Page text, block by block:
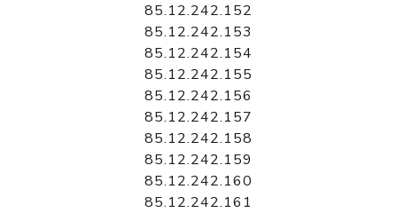
85.12.242.152
85.12.242.153
85.12.242.154
85.12.242.155
85.12.242.156
85.12.242.157
85.12.242.158
85.12.242.159
85.12.242.160
85.12.242.161